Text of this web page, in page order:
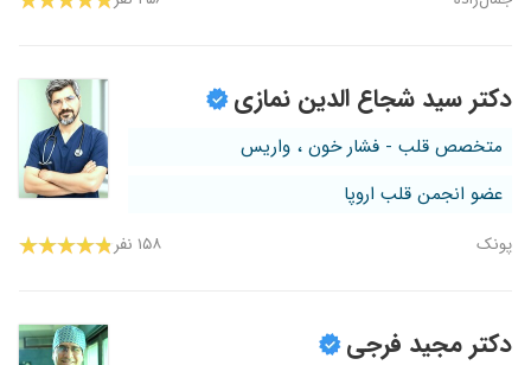
دکتر سید شجاع الدین نمازی
متخصص قلب - فشار خون ، واریس
عضو انجمن قلب اروپا
پونک ۱۵۸ نفر
دکتر مجید فرجی